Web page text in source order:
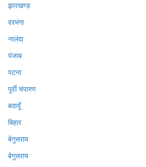
झारखण्ड
दरभंगा
नालंदा
पंजाब
पटना
पूर्वी चंपारण
बदायूँ
बिहार
बेगुसराय
बेगुसराय